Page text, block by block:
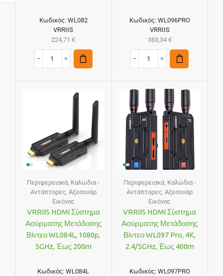
Κωδικός: WL082
VRRIIS
224,71€
Κωδικός: WL096PRO
VRRIIS
383,34 €
Περιφερειακά, Καλώδια -
Αντάπτορες, Αξεσουάρ
Εικόνας
VRRIIS HDMI Σύστημα
Ασύρματης Μετάδοσης
Βίντεο WL084L, 1080p,
5GHz, Έως 200m
Κωδικός:WL084L
Περιφερειακά, Καλώδια -
Αντάπτορες,Αξεσουάρ
Εικόνας
VRRIIS HDMI Σύστημα
Ασύρματης Μετάδοσης
Βίντεο WL097 Pro, 4K,
2.4/5GHz, Έως 400m
Κωδικός: WL097PRO